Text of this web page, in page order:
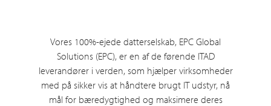
Vores 100%-ejede datterselskab, EPC Global
Solutions (EPC), er en af de førende ITAD
leverandører i verden, som hjælper virksomheder
med på sikker vis at håndtere brugt IT udstyr, nå
mål for bæredygtighed og maksimere deres